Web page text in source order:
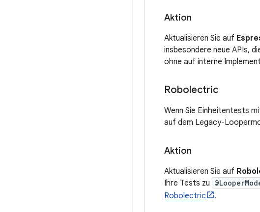
Aktion
Aktualisieren Sie auf
insbesondere neue APIs,
ohne auf interne
Robolectric
Wenn Sie Einheitentests
auf dem Legacy-
Aktion
Aktualisieren Sie auf
Ihre Tests zu
Robolectric
.